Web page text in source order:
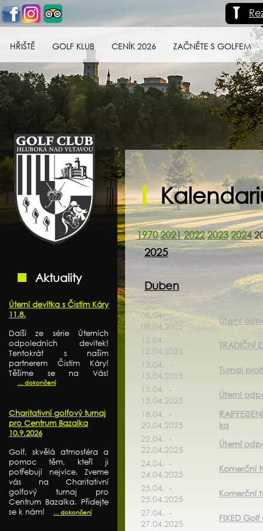
HŘIŠTĚ GOLF KLUB CENÍK 2026 ZAČNĚTE S GOLFEM
Golf klub Hluboká
nad Vltavou
Aktuality
Úterní devítka s Čistím Káry
11.8.
Další ze série Úterních
odpoledních devítek!
Tentokrát s naším
partnerem Čistím Káry!
Těšíme se na Vás!
... dokončení
Charitativní golfový turnaj
pro Centrum Bazalka
10.9.2026
Golf, skvělá atmosféra a
pomoc těm, kteří ji
potřebují nejvíce. Zveme
vás na Charitativní
golfový turnaj pro
Centrum Bazalka. Přidejte
se k nám!
... dokončení
19702021202220232024
2025
Duben
08.04. -
08.04.2025
Úterní
12.04. -
12.04.2025
TRADIČNÍ
13.04. -
13.04.2025
Turnaj
15.04. -
15.04.2025
Úterní
18.04. -
20.04.2025
ka
22.04. -
22.04.2025
Úterní
24.04. -
24.04.2025
Komerční
25.04. -
25.04.2025
Komerční
27.04. -
27.04.2025
FIXED